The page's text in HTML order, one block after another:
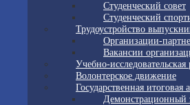
Студенческий совет
Студенческий
Трудоустройство
Организации-
Вакансии
Учебно-исследовательская
Волонтерское движение
Государственная итоговая
Демонстрационный